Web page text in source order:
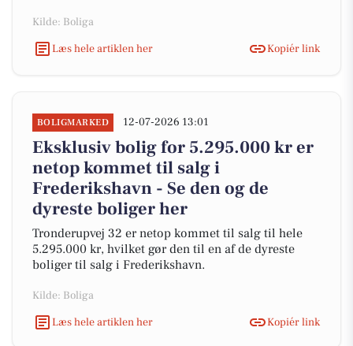
Kilde: Boliga
Læs hele artiklen her
Kopiér link
BOLIGMARKED 12-07-2026 13:01
Eksklusiv bolig for 5.295.000 kr er
netop kommet til salg i
Frederikshavn - Se den og de
dyreste boliger her
Tronderupvej 32 er netop kommet til salg til hele
5.295.000 kr, hvilket gør den til en af de dyreste
boliger til salg i Frederikshavn.
Kilde: Boliga
Læs hele artiklen her
Kopiér link